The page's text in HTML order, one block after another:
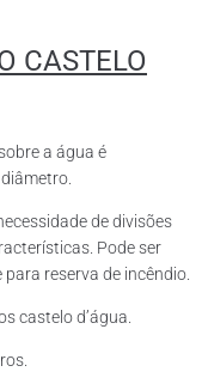
CASTELO
a água é
de divisões
Pode ser
reserva de incêndio.
castelo d’água.